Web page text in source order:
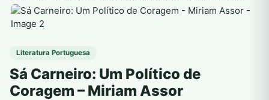
Literatura Portuguesa
Sá Carneiro: Um Político de
Coragem – Miriam Assor